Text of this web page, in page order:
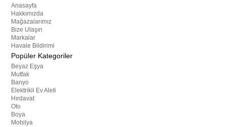
Anasayfa
Hakkımızda
Mağazalarımız
Bize Ulaşın
Markalar
Havale Bildirimi
Popüler Kategoriler
Beyaz Eşya
Mutfak
Banyo
Elektrikli Ev Aleti
Hırdavat
Oto
Boya
Mobilya